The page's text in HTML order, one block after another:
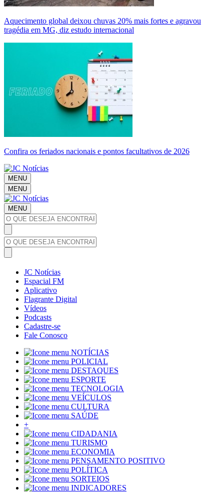
Aquecimento global deixou chuvas 20% mais fortes e agravou
tragédia em MG, diz estudo internacional
Confira os feriados nacionais e pontos facultativos de 2026
MENU
MENU
MENU
JC Notícias
Espacial FM
Aplicativo
Flagrante Digital
Vídeos
Podcasts
Cadastre-se
Fale Conosco
NOTÍCIAS
POLICIAL
DESTAQUES
ESPORTE
TECNOLOGIA
VEÍCULOS
CULTURA
SAÚDE
+
CIDADANIA
TURISMO
ECONOMIA
PENSAMENTO POSITIVO
POLÍTICA
SORTEIOS
INDICADORES